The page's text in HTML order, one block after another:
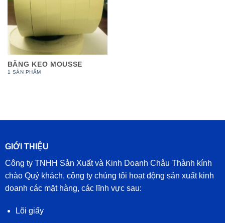
BĂNG KEO MOUSSE
1 SẢN PHẨM
GIỚI THIỆU
Công ty TNHH Sản Xuất và Kinh Doanh Châu Thành kính
chào Quý khách, công ty chúng tôi hoạt động sản xuất kinh
doanh các mặt hàng, các lĩnh vực sau:
Lõi giấy